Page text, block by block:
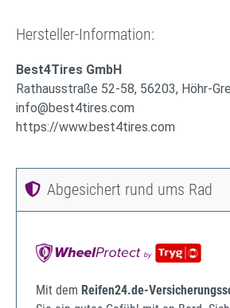
Hersteller-Information:
Best4Tires GmbH
Rathausstraße 52-58, 56203, Höhr-
info@best4tires.com
https://www.best4tires.com
Abgesichert rund ums Rad
Mit dem Reifen24.de-